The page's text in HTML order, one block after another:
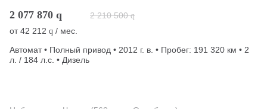
2 077 870 q 2 210 500 q
от42 212 q / мес.
Автомат • Полный привод • 2012 г. в. • Пробег: 191 320 км • 2
л. / 184 л.с. • Дизель